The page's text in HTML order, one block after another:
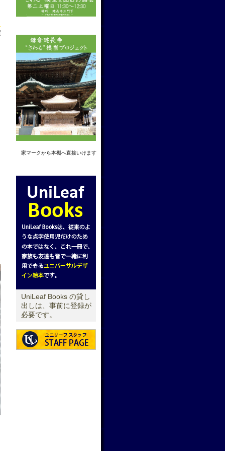
家マークから本棚へ直接いけます
UniLeaf Books の貸し
出しは、事前に登録が
必要です。